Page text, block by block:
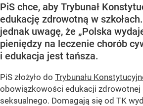
PiS chce, aby Trybunał
edukację zdrowotną w
jednak uwagę, że „Polska
pieniędzy na leczenie chorób
i edukacja jest tańsza.
PiS złożyło do Trybunału
obowiązkowości edukacji zdrowotnej
seksualnego. Domagają się od TK